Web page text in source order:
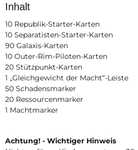
Inhalt
10 Republik-Starter-Karten
10 Separatisten-Starter-Karten
90 Galaxis-Karten
10 Outer-Rim-Piloten-Karten
20 Stützpunkt-Karten
1 „Gleichgewicht der Macht“-Leiste
50 Schadensmarker
20 Ressourcenmarker
1 Machtmarker
Achtung! - Wichtiger Hinweis